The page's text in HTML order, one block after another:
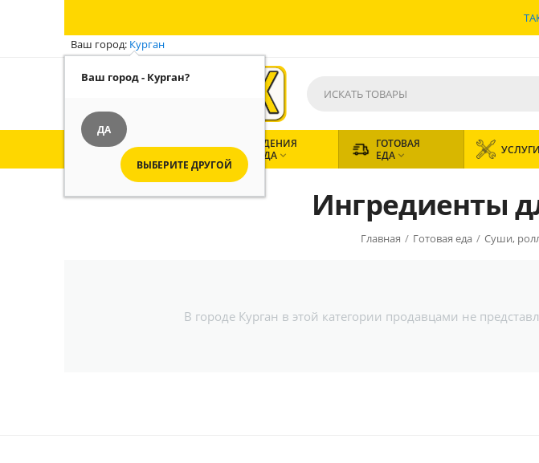
Ваш город: Курган
Ваш город - Курган?
ДА
ВЫБЕРИТЕ ДРУГОЙ
ВСЕ
КАТЕГОРИИ
ЗАВЕДЕНИЯ
ГОРОДА 
ГОТОВАЯ
ЕДА  УСЛУГИ
Ингредиенты
Главная / Готовая еда / Суши,
В городе Курган в этой категории продавцами не